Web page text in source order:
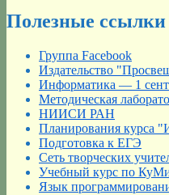
Полезные ссылки
Группа Facebook
Издательство
Информатика — 1
Методическая
НИИСИ РАН
Планирования курса
Подготовка к ЕГЭ
Сеть творческих
Учебный курс по
Язык